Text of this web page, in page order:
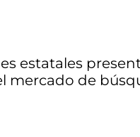
estatales
mercado de